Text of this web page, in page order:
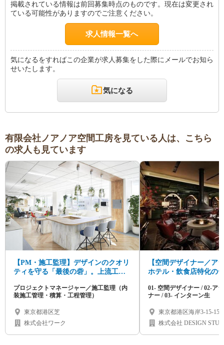
掲載されている情報は前回募集時点のものです。現在は変更され
ている可能性がありますのでご注意ください。
求人情報一覧へ
気になるをすればこの企業が求人募集をした際にメールでお知ら
せいたします。
気になる
有限会社ノアノア空間工房を見ている人は、こちら
の求人も見ています
【PM・施工監理】デザインのクオリ
ティを守る「最後の砦」。上流工程
ュールを操るプロジェクトの司令
塔。
プロジェクトマネージャー／施工監理（内
装施工管理・積算・工程管理）
東京都港区芝
株式会社ワーク
【空間デザイナー／ア
ホテル・飲食店特化の
01- 空間デザイナー / 02-ア
ナー / 03- インターン生
東京都港区海岸3-15-15
株式会社 DESIGN